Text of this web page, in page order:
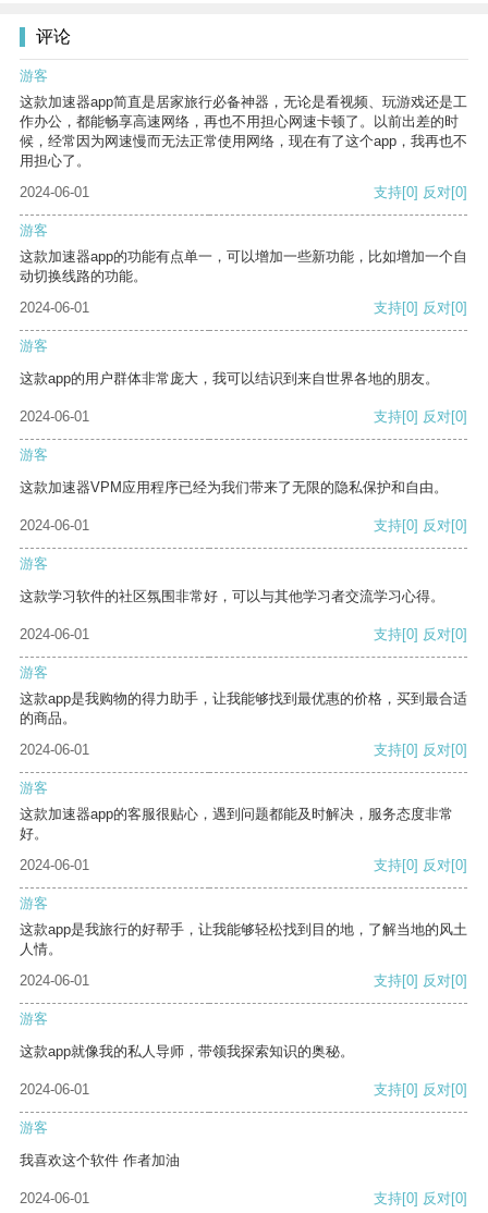
评论
游客
这款加速器app简直是居家旅行必备神器，无论是看视频、玩游戏还是工
作办公，都能畅享高速网络，再也不用担心网速卡顿了。以前出差的时
候，经常因为网速慢而无法正常使用网络，现在有了这个app，我再也不
用担心了。
2024-06-01
支持[0] 反对[0]
游客
这款加速器app的功能有点单一，可以增加一些新功能，比如增加一个自
动切换线路的功能。
2024-06-01
支持[0] 反对[0]
游客
这款app的用户群体非常庞大，我可以结识到来自世界各地的朋友。
2024-06-01 支持[0] 反对[0]
游客
这款加速器VPM应用程序已经为我们带来了无限的隐私保护和自由。
2024-06-01 支持[0] 反对[0]
游客
这款学习软件的社区氛围非常好，可以与其他学习者交流学习心得。
2024-06-01 支持[0] 反对[0]
游客
这款app是我购物的得力助手，让我能够找到最优惠的价格，买到最合适
的商品。
2024-06-01
支持[0] 反对[0]
游客
这款加速器app的客服很贴心，遇到问题都能及时解决，服务态度非常
好。
2024-06-01
支持[0] 反对[0]
游客
这款app是我旅行的好帮手，让我能够轻松找到目的地，了解当地的风土
人情。
2024-06-01
支持[0] 反对[0]
游客
这款app就像我的私人导师，带领我探索知识的奥秘。
2024-06-01 支持[0] 反对[0]
游客
我喜欢这个软件 作者加油
2024-06-01 支持[0] 反对[0]